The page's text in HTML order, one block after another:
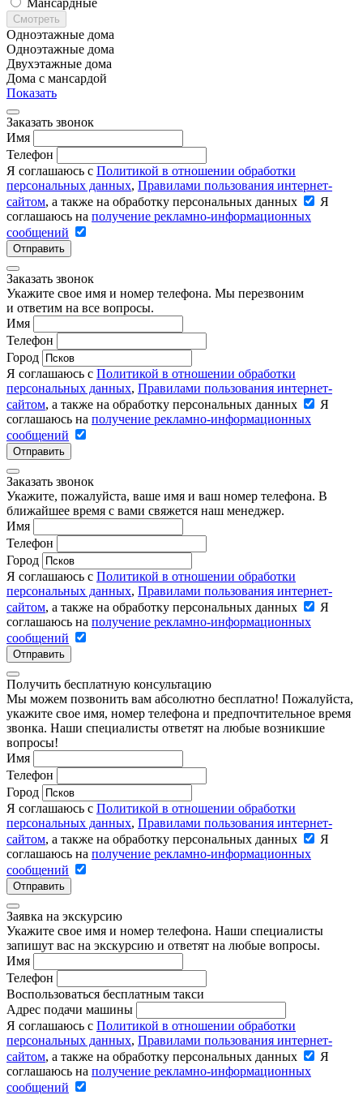
Смотреть
Одноэтажные дома
Одноэтажные дома
Двухэтажные дома
Дома с мансардой
Показать
Заказать звонок
Имя
Телефон
Я соглашаюсь с Политикой в отношении обработки
персональных данных, Правилами пользования интернет-
сайтом, а также на обработку персональных данных
Я
соглашаюсь на получение рекламно-информационных
сообщений
Отправить
Заказать звонок
Укажите свое имя и номер телефона. Мы перезвоним
и ответим на все вопросы.
Имя
Телефон
Город
Я соглашаюсь с Политикой в отношении обработки
персональных данных, Правилами пользования интернет-
сайтом, а также на обработку персональных данных
Я
соглашаюсь на получение рекламно-информационных
сообщений
Отправить
Заказать звонок
Укажите, пожалуйста, ваше имя и ваш номер телефона. В
ближайшее время с вами свяжется наш менеджер.
Имя
Телефон
Город
Я соглашаюсь с Политикой в отношении обработки
персональных данных, Правилами пользования интернет-
сайтом, а также на обработку персональных данных
Я
соглашаюсь на получение рекламно-информационных
сообщений
Отправить
Получить бесплатную консультацию
Мы можем позвонить вам абсолютно бесплатно! Пожалуйста,
укажите свое имя, номер телефона и предпочтительное время
звонка. Наши специалисты ответят на любые возникшие
вопросы!
Имя
Телефон
Город
Я соглашаюсь с Политикой в отношении обработки
персональных данных, Правилами пользования интернет-
сайтом, а также на обработку персональных данных
Я
соглашаюсь на получение рекламно-информационных
сообщений
Отправить
Заявка на экскурсию
Укажите свое имя и номер телефона. Наши специалисты
запишут вас на экскурсию и ответят на любые вопросы.
Имя
Телефон
Воспользоваться бесплатным такси
Адрес подачи машины
Я соглашаюсь с Политикой в отношении обработки
персональных данных, Правилами пользования интернет-
сайтом, а также на обработку персональных данных
Я
соглашаюсь на получение рекламно-информационных
сообщений